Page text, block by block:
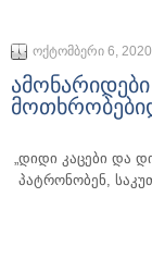
ოქტომბერი 6, 2020
„დიდი კაცები და
პატრონობენ,